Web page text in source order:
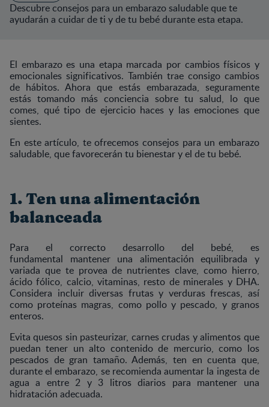
Descubre consejos para un embarazo saludable que te
ayudarán a cuidar de ti y de tu bebé durante esta etapa.
El embarazo es una etapa marcada por cambios físicos y
emocionales significativos. También trae consigo cambios
de hábitos. Ahora que estás embarazada, seguramente
estás tomando más conciencia sobre tu salud, lo que
comes, qué tipo de ejercicio haces y las emociones que
sientes.
En este artículo, te ofrecemos consejos para un embarazo
saludable, que favorecerán tu bienestar y el de tu bebé.
1. Ten una alimentación
balanceada
Para el correcto desarrollo del bebé, es
fundamental mantener una alimentación equilibrada y
variada que te provea de nutrientes clave, como hierro,
ácido fólico, calcio, vitaminas, resto de minerales y DHA.
Considera incluir diversas frutas y verduras frescas, así
como proteínas magras, como pollo y pescado, y granos
enteros.
Evita quesos sin pasteurizar, carnes crudas y alimentos que
puedan tener un alto contenido de mercurio, como los
pescados de gran tamaño. Además, ten en cuenta que,
durante el embarazo, se recomienda aumentar la ingesta de
agua a entre 2 y 3 litros diarios para mantener una
hidratación adecuada.